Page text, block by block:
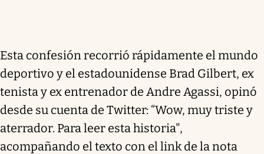
Esta confesión recorrió rápidamente el mundo
deportivo y el estadounidense Brad Gilbert, ex
tenista y ex entrenador de Andre Agassi, opinó
desde su cuenta de Twitter: “Wow, muy triste y
aterrador. Para leer esta historia",
acompañando el texto con el link de la nota